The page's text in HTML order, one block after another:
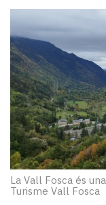
mitjans
El
temps
Reportatges
Entrevistes
Enquestes
A
escena!
Dis
la
teva!
Subscriptors
La
La Vall Fosca és
Turisme Vall Fosca